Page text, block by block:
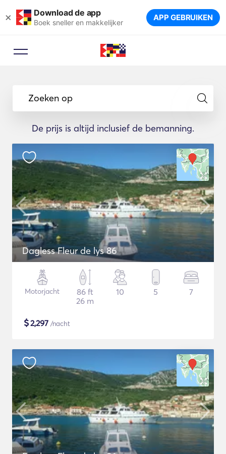
× Download de app
Boek sneller en makkelijker APP GEBRUIKEN
Zoeken op
De prijs is altijd inclusief de bemanning.
Dagless Fleur de lys 86
Motorjacht
86 ft
26 m
10 5 7
$2,297 /nacht